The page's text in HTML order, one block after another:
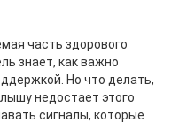
часть здорового
знает, как важно
Но что делать,
недостает этого
сигналы, которые